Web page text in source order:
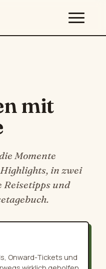
mit
Momente
in zwei
Reisetipps und
Onward-Tickets und